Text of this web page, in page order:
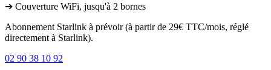
➔ Couverture WiFi, jusqu'à 2 bornes
Abonnement Starlink à prévoir (à partir de 29€ TTC/mois, réglé
directement à Starlink).
02 90 38 10 92